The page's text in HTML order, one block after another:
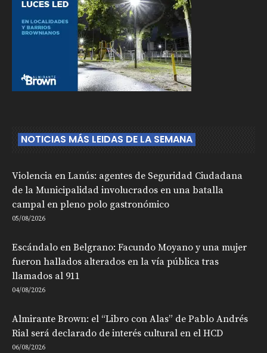
NOTICIAS MÁS LEIDAS DE LA SEMANA
Violencia en Lanús: agentes de Seguridad Ciudadana
de la Municipalidad involucrados en una batalla
campal en pleno polo gastronómico
05/08/2026
Escándalo en Belgrano: Facundo Moyano y una mujer
fueron hallados alterados en la vía pública tras
llamados al 911
04/08/2026
Almirante Brown: el “Libro con Alas” de Pablo Andrés
Rial será declarado de interés cultural en el HCD
06/08/2026